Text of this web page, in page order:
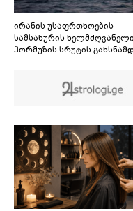
00:34
მათ
ირანის უსაფრთხოების
სამსახურის ხელმძღვანელი
ჰორმუზის სრუტის